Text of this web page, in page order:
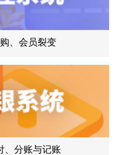
、会员裂变
、分账与记账